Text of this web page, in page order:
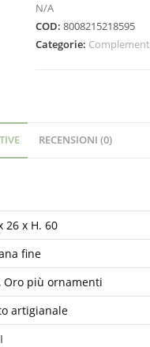
N/A
COD:8008215218595
Categorie:
RECENSIONI (0)
26 x H. 60
fine
Oro più ornamenti
artigianale